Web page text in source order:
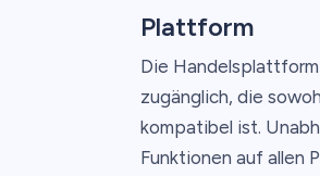
Plattform
Die
zugänglich, die
kompatibel ist.
Funktionen auf allen